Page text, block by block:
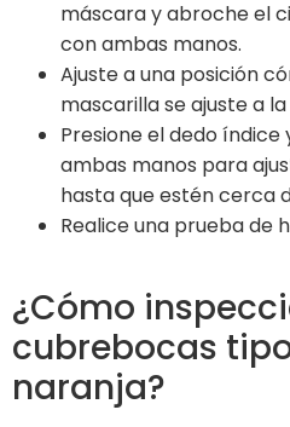
máscara y abroche el
con ambas manos.
Ajuste a una posición
mascarilla se ajuste a
Presione el dedo índice
ambas manos para
hasta que estén cerca
Realice una prueba de
¿Cómo
cubrebocas
naranja?